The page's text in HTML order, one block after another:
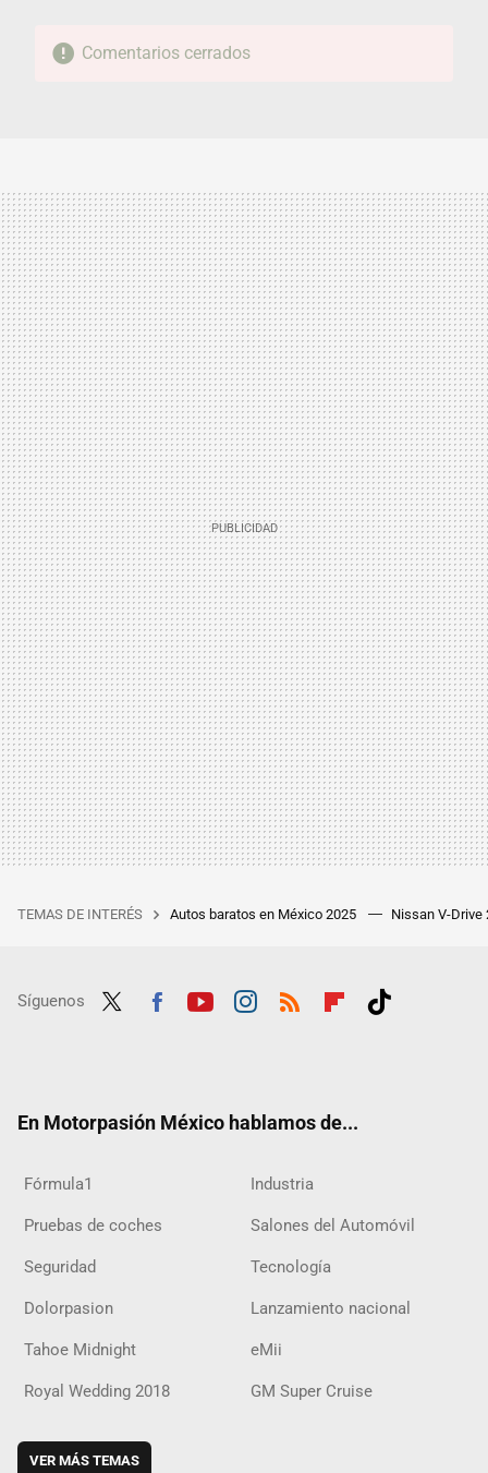
Comentarios cerrados
TEMAS DE INTERÉS Autos baratos en México 2025 Nissan V-Drive
Síguenos
En Motorpasión México hablamos de...
Fórmula1 Industria
Pruebas de coches Salones del Automóvil
Seguridad Tecnología
Dolorpasion Lanzamiento nacional
Tahoe Midnight eMii
Royal Wedding 2018 GM Super Cruise
VER MÁS TEMAS